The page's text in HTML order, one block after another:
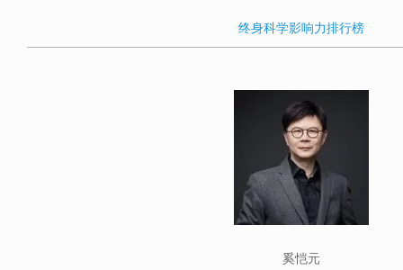
终身科学影响力排行榜
奚恺元